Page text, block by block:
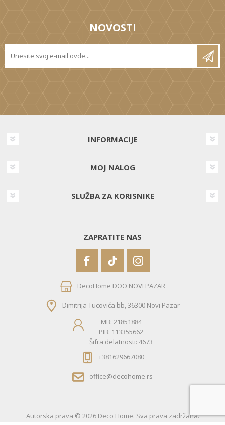
NOVOSTI
INFORMACIJE
MOJ NALOG
SLUŽBA ZA KORISNIKE
ZAPRATITE NAS
DecoHome DOO NOVI PAZAR
Dimitrija Tucovića bb, 36300 Novi Pazar
MB: 21851884
PIB: 113355662
Šifra delatnosti: 4673
+381629667080
office@decohome.rs
Autorska prava © 2026 Deco Home. Sva prava zadržana.